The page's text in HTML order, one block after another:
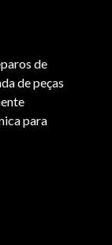
de
de peças
para